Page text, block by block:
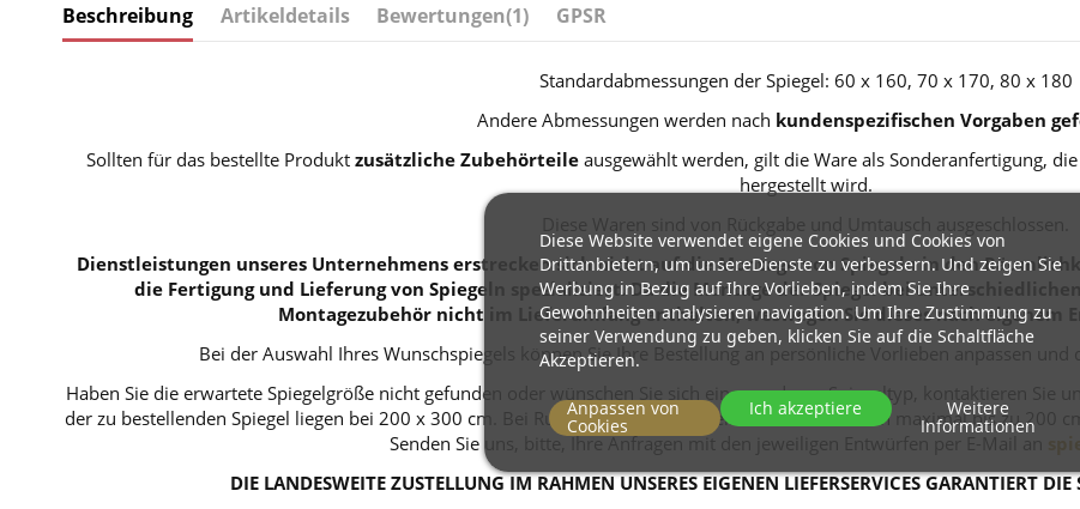
Beschreibung Artikeldetails Bewertungen(1) GPSR
Standardabmessungen der Spiegel: 60 x 160, 70 x 170, 80 x 180
Andere Abmessungen werden nach kundenspezifischen Vorgaben
Sollten für das bestellte Produkt zusätzliche Zubehörteileausgewählt werden, gilt die Ware als Sonderanfertigung,
hergestellt wird.
Diese Waren sind von Rückgabe und Umtausch ausgeschlossen.
Dienstleistungen unseres Unternehmens erstrecken sich nicht auf die Montage von Spiegeln in den
die Fertigung und Lieferung von Spiegeln spezialisiert. Da die Montage der Spiegel bei
Montagezubehör nicht im Lieferumfang enthalten, weswegen Sie dieses nach eigenem
Bei der Auswahl Ihres Wunschspiegels können Sie Ihre Bestellung an persönliche Vorlieben anpassen und
Haben Sie die erwartete Spiegelgröße nicht gefunden oder wünschen Sie sich einen anderen Spiegeltyp, kontaktieren Sie
der zu bestellenden Spiegel liegen bei 200 x 300 cm. Bei Rundspiegeln kommt ein Durchmesser von maximal bis zu 200
Senden Sie uns, bitte, Ihre Anfragen mit den jeweiligen Entwürfen per E-Mail an
DIE LANDESWEITE ZUSTELLUNG IM RAHMEN UNSERES EIGENEN LIEFERSERVICES GARANTIERT
Diese Website verwendet eigene Cookies und Cookies von
Drittanbietern, um unsereDienste zu verbessern. Und zeigen Sie
Werbung in Bezug auf Ihre Vorlieben, indem Sie Ihre
Gewohnheiten analysieren navigation. Um Ihre Zustimmung zu
seiner Verwendung zu geben, klicken Sie auf die Schaltfläche
Akzeptieren.
Weitere
Informationen
Anpassen von
Cookies
Ich akzeptiere